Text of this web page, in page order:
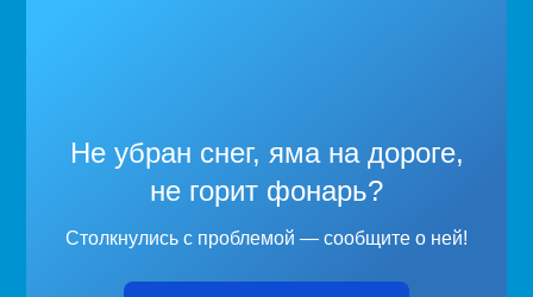
Не убран снег, яма на дороге,
не горит фонарь?
Столкнулись с проблемой — сообщите о ней!